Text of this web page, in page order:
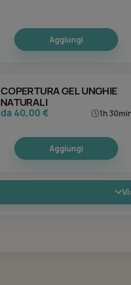
Aggiungi
COPERTURA GEL UNGHIE
NATURALI
da 40,00 € 1h
Aggiungi